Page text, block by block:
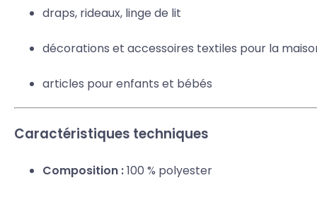
draps, rideaux, linge de lit
décorations et accessoires textiles pour la
articles pour enfants et bébés
Caractéristiques techniques
Composition :100 % polyester